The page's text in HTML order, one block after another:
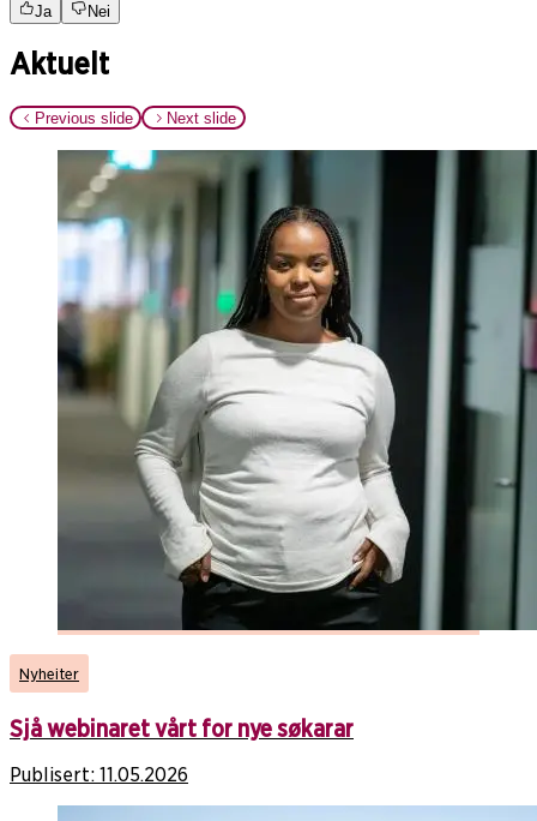
Ja Nei
Aktuelt
Previous slide Next slide
Nyheiter
Sjå webinaret vårt for nye søkarar
Publisert: 11.05.2026